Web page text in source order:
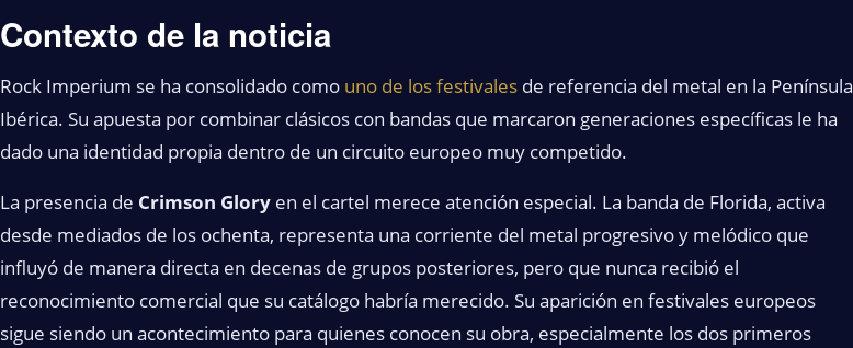
Contexto de la noticia
Rock Imperium se ha consolidado como uno de los festivales de referencia del metal en la Península
Ibérica. Su apuesta por combinar clásicos con bandas que marcaron generaciones específicas le ha
dado una identidad propia dentro de un circuito europeo muy competido.
La presencia de Crimson Glory en el cartel merece atención especial. La banda de Florida, activa
desde mediados de los ochenta, representa una corriente del metal progresivo y melódico que
influyó de manera directa en decenas de grupos posteriores, pero que nunca recibió el
reconocimiento comercial que su catálogo habría merecido. Su aparición en festivales europeos
sigue siendo un acontecimiento para quienes conocen su obra, especialmente los dos primeros